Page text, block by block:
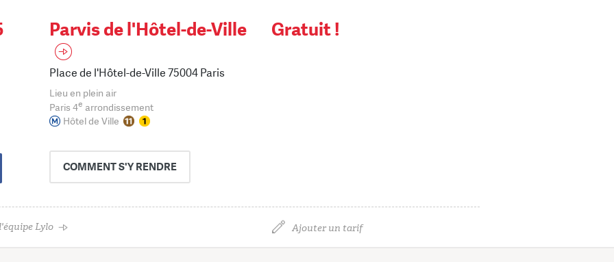
Parvis de l'Hôtel-de-Ville
Place de l'Hôtel-de-Ville 75004 Paris
Lieu en plein air
Paris 4e arrondissement
Hôtel de Ville
COMMENTS'Y RENDRE
Gratuit !
Lylo Ajouter un tarif